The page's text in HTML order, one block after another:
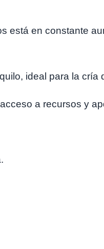
está en constante
ideal para la
a recursos y